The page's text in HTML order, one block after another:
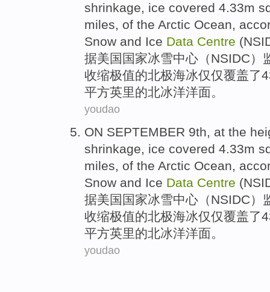
shrinkage, ice covered 4.33m
miles, of the Arctic Ocean,
Snow and Ice Data Centre (
据美国 国家冰雪中心 （NSIDC）
收缩极值的北极海冰仅仅覆盖了
平方英里的北冰洋洋面。
youdao
ON SEPTEMBER 9th, at the
shrinkage, ice covered 4.33m
miles, of the Arctic Ocean,
Snow and Ice Data Centre (
据美国 国家冰雪中心 （NSIDC）
收缩极值的北极海冰仅仅覆盖了
平方英里的北冰洋洋面。
youdao